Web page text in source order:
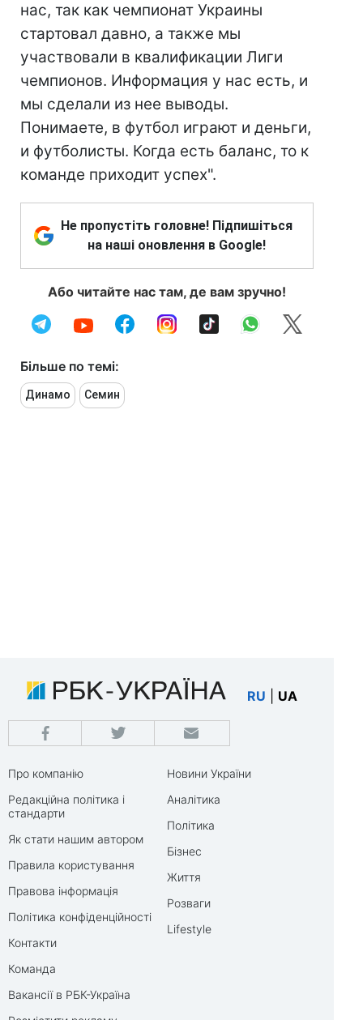
нас, так как чемпионат Украины
стартовал давно, а также мы
участвовали в квалификации Лиги
чемпионов. Информация у нас есть, и
мы сделали из нее выводы.
Понимаете, в футбол играют и деньги,
и футболисты. Когда есть баланс, то к
команде приходит успех".
Не пропустіть головне! Підпишіться
на наші оновлення в Google!
Або читайте нас там, де вам зручно!
Більше по темі:
Динамо Семин
RU UA
Про компанію
Редакційна політика і
стандарти
Як стати нашим автором
Правила користування
Правова інформація
Політика конфіденційності
Контакти
Команда
Вакансії в РБК-Україна
Новини України
Аналітика
Політика
Бізнес
Життя
Розваги
Lifestyle